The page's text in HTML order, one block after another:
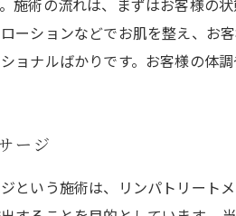
施術の流れは、まずはお客様の
ーションなどでお肌を整え、お
ョナルばかりです。お客様の体
ージ
という施術は、リンパトリート